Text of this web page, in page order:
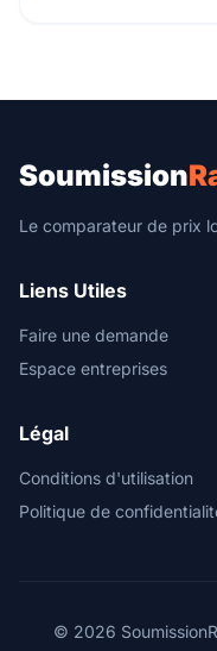
Soumission
Le comparateur de prix
Liens Utiles
Faire une demande
Espace entreprises
Légal
Conditions d'utilisation
Politique de
© 2026